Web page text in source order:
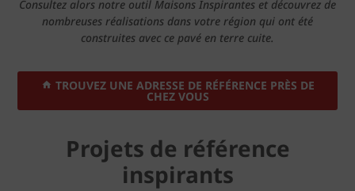
Consultez alors notre outil Maisons Inspirantes et découvrez de
nombreuses réalisations dans votre région qui ont été
construites avec ce pavé en terre cuite.
TROUVEZ UNE ADRESSE DE RÉFÉRENCE PRÈS DE
CHEZ VOUS
Projets de référence
inspirants